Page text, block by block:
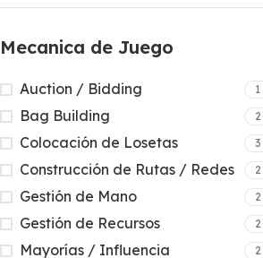
Mecanica de Juego
Auction / Bidding 1
Bag Building 2
Colocación de Losetas 3
Construcción de Rutas / Redes 2
Gestión de Mano 2
Gestión de Recursos 2
Mayorías / Influencia 2